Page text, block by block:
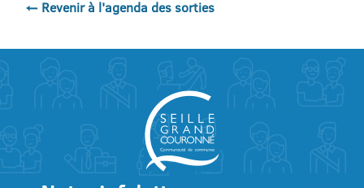
← Revenir à l'agenda des sorties